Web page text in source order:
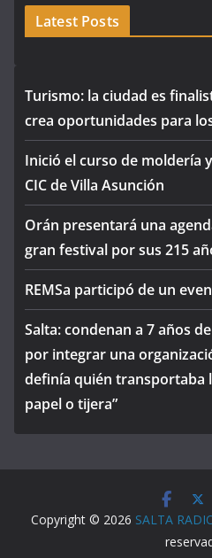
Latest Posts
Turismo: la ciudad es
crea oportunidades para
Inició el curso de moldería
CIC de Villa Asunción
Orán presentará una
gran festival por sus 215
REMSa participó de un
Salta: condenan a 7 años
por integrar una
definía quién transportaba
papel o tijera”
Copyright © 2026 SALTA